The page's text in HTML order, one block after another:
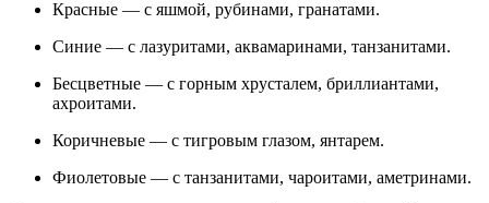
Красные — с яшмой, рубинами, гранатами.
Синие — с лазуритами, аквамаринами, танзанитами.
Бесцветные — с горным хрусталем, бриллиантами,
ахроитами.
Коричневые — с тигровым глазом, янтарем.
Фиолетовые — с танзанитами, чароитами, аметринами.